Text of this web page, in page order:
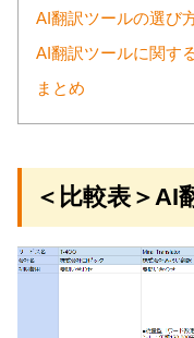
AI翻訳ツールの選び
AI翻訳ツールに関す
まとめ
＜比較表＞AI